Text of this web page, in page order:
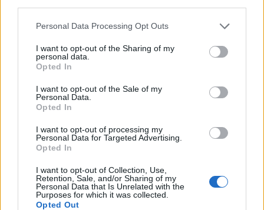
Personal Data Processing Opt Outs
I want to opt-out of the Sharing of my
personal data.
Opted In
I want to opt-out of the Sale of my
Personal Data.
Opted In
I want to opt-out of processing my
Personal Data for Targeted Advertising.
Opted In
I want to opt-out of Collection, Use,
Retention, Sale, and/or Sharing of my
Personal Data that Is Unrelated with the
Purposes for which it was collected.
Opted Out
Tags:
gjiro